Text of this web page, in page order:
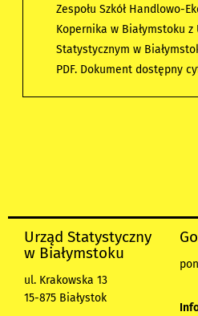
Zespołu Szkół Handlowo-
Kopernika w Białymstoku z
Statystycznym w
PDF. Dokument dostępny
Urząd Statystyczny
w Białymstoku
ul. Krakowska 13
15-875 Białystok